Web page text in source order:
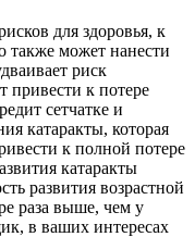
для здоровья, к
также может нанести
риск
привести к потере
сетчатке и
катаракты, которая
к полной потере
катаракты
развития возрастной
раза выше, чем у
в ваших интересах